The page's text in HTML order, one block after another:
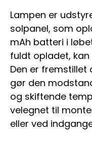
Lampen er
solpanel, som
mAh batteri i
fuldt opladet, kan
Den er
gør den
og skiftende
velegnet til
eller ved